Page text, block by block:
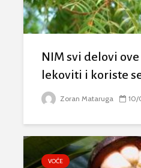
NIM svi delovi
lekoviti i koriste
Zoran Mataruga 10/
VOĆE